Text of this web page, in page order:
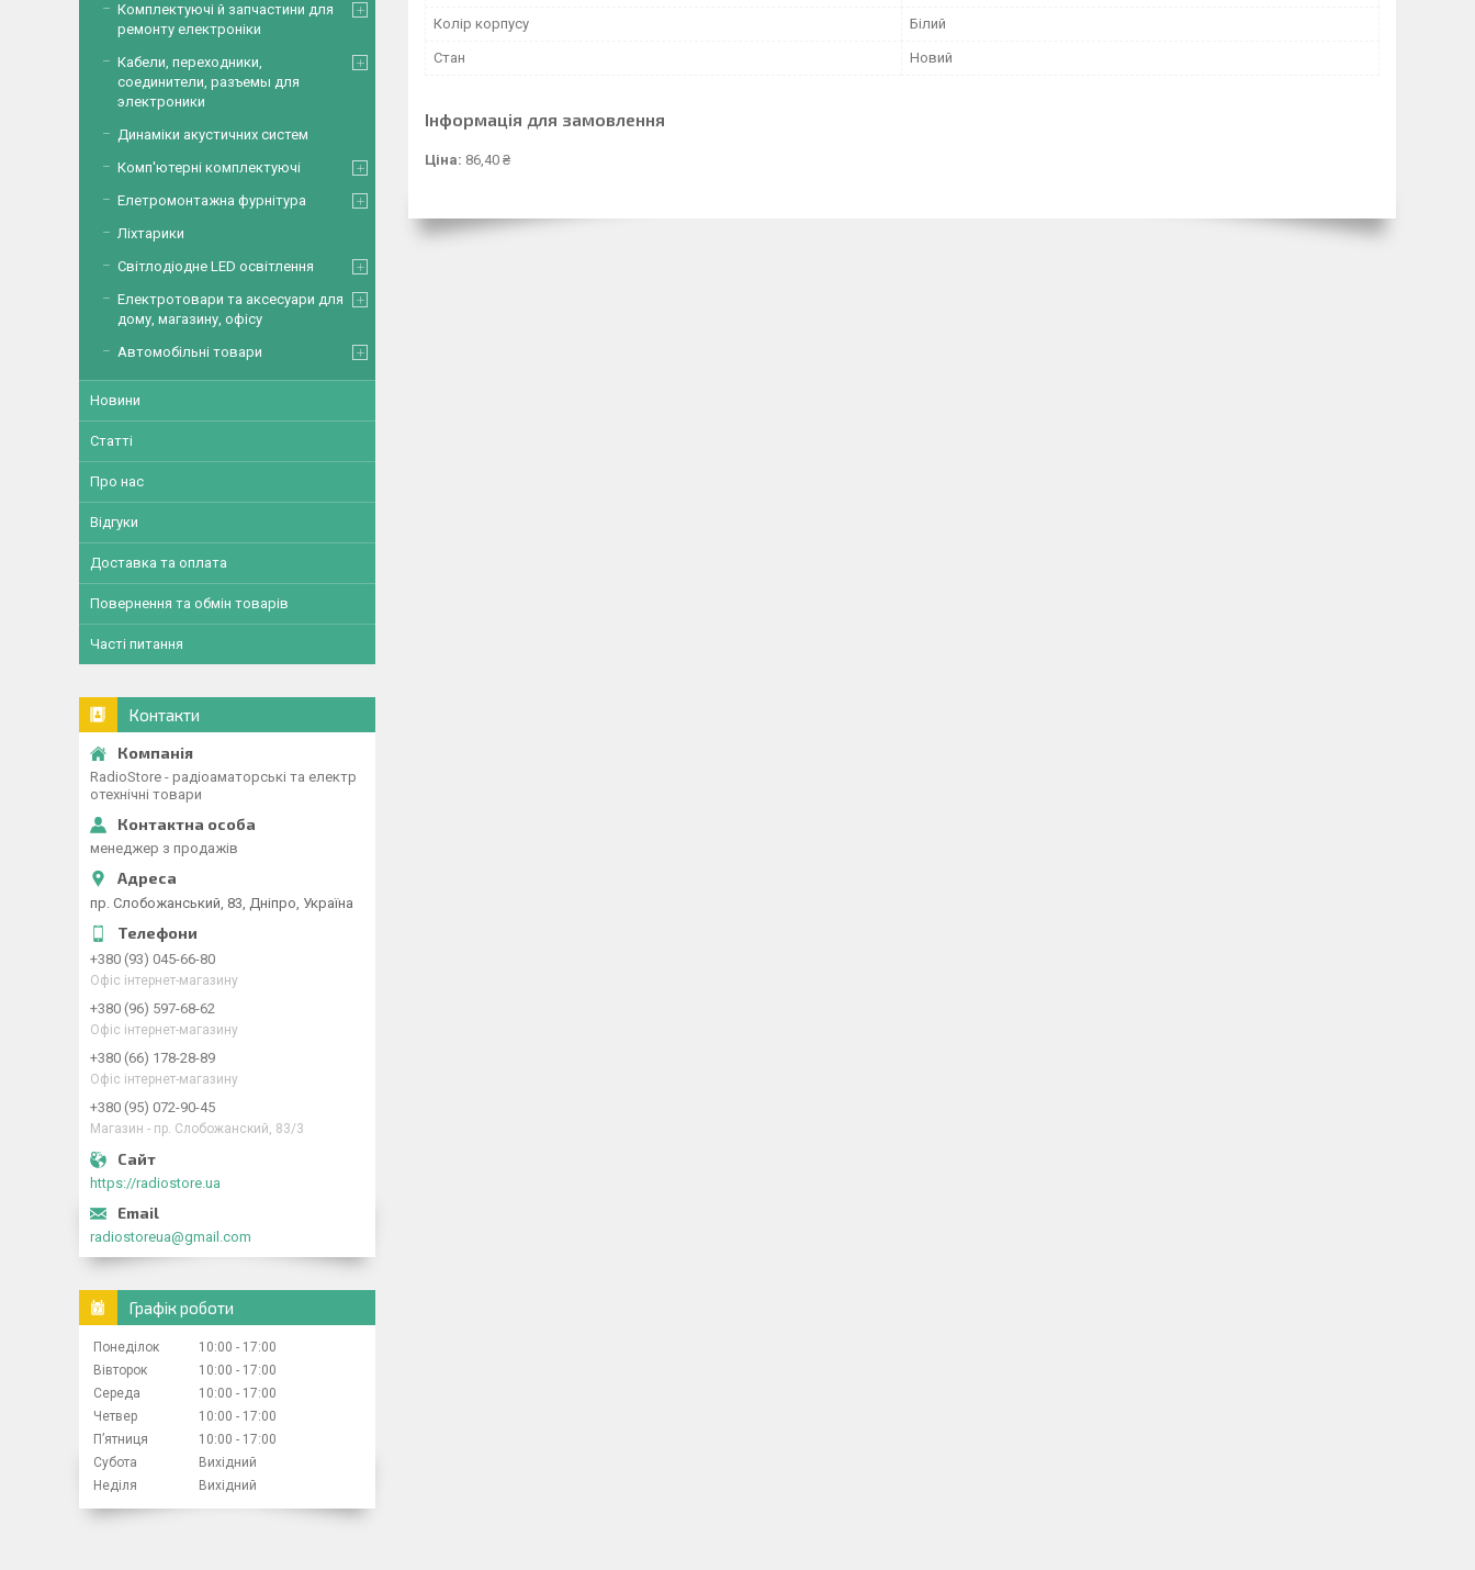
Колір корпусу Білий
Стан Новий
Інформація для замовлення
Ціна: 86,40 ₴
Комплектуючі й запчастини для
ремонту електроніки
Кабели, переходники,
соединители, разъемы для
электроники
Динаміки акустичних систем
Комп'ютерні комплектуючі
Елетромонтажна фурнітура
Ліхтарики
Світлодіодне LED освітлення
Електротовари та аксесуари для
дому, магазину, офісу
Автомобільні товари
Новини
Статті
Про нас
Відгуки
Доставка та оплата
Повернення та обмін товарів
Часті питання
Контакти
RadioStore - радіоаматорські та електр
отехнічні товари
менеджер з продажів
пр. Слобожанський, 83, Дніпро, Україна
+380 (93) 045-66-80
Офіс інтернет-магазину
+380 (96) 597-68-62
Офіс інтернет-магазину
+380 (66) 178-28-89
Офіс інтернет-магазину
+380 (95) 072-90-45
Магазин - пр. Слобожанский, 83/3
https://radiostore.ua
radiostoreua@gmail.com
Графік роботи
Понеділок 10:00
17:00
Вівторок
10:00
17:00
Середа
10:00
17:00
Четвер
10:00
17:00
Пʼятниця
10:00
17:00
Субота
Вихідний
Неділя
Вихідний